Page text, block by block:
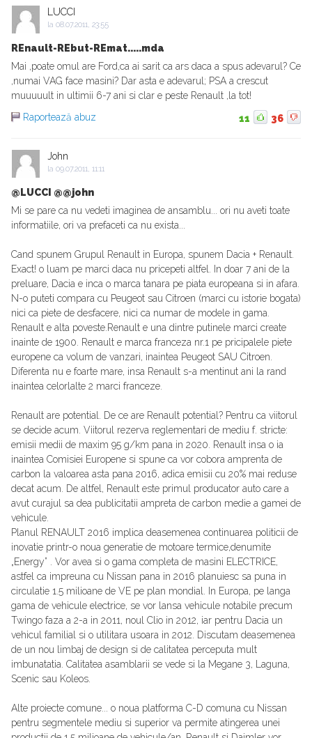
LUCCI
la 08.07.2011, 23:55
REnault-REbut-REmat.....mda
Mai ,poate omul are Ford,ca ai sarit ca ars daca a spus adevarul? Ce
,numai VAG face masini? Dar asta e adevarul; PSA a crescut
muuuuult in ultimii 6-7 ani si clar e peste Renault ,la tot!
Raportează abuz
11 36
John
la 09.07.2011, 11:11
@LUCCI @@john
Mi se pare ca nu vedeti imaginea de ansamblu... ori nu aveti toate
informatiile, ori va prefaceti ca nu exista...
Cand spunem Grupul Renault in Europa, spunem Dacia + Renault.
Exact! o luam pe marci daca nu pricepeti altfel. In doar 7 ani de la
preluare, Dacia e inca o marca tanara pe piata europeana si in afara.
N-o puteti compara cu Peugeot sau Citroen (marci cu istorie bogata)
nici ca piete de desfacere, nici ca numar de modele in gama.
Renault e alta poveste.Renault e una dintre putinele marci create
inainte de 1900. Renault e marca franceza nr.1 pe pricipalele piete
europene ca volum de vanzari, inaintea Peugeot SAU Citroen.
Diferenta nu e foarte mare, insa Renault s-a mentinut ani la rand
inaintea celorlalte 2 marci franceze.
Renault are potential. De ce are Renault potential? Pentru ca viitorul
se decide acum. Viitorul rezerva reglementari de mediu f. stricte:
emisii medii de maxim 95 g/km pana in 2020. Renault insa o ia
inaintea Comisiei Europene si spune ca vor cobora amprenta de
carbon la valoarea asta pana 2016, adica emisii cu 20% mai reduse
decat acum. De altfel, Renault este primul producator auto care a
avut curajul sa dea publicitatii ampreta de carbon medie a gamei de
vehicule.
Planul RENAULT 2016 implica deasemenea continuarea politicii de
inovatie printr-o noua generatie de motoare termice,denumite
„Energy” . Vor avea si o gama completa de masini ELECTRICE,
astfel ca impreuna cu Nissan pana in 2016 planuiesc sa puna in
circulatie 1.5 milioane de VE pe plan mondial. In Europa, pe langa
gama de vehicule electrice, se vor lansa vehicule notabile precum
Twingo faza a 2-a in 2011, noul Clio in 2012, iar pentru Dacia un
vehicul familial si o utilitara usoara in 2012. Discutam deasemenea
de un nou limbaj de design si de calitatea perceputa mult
imbunatatia. Calitatea asamblarii se vede si la Megane 3, Laguna,
Scenic sau Koleos.
Alte proiecte comune... o noua platforma C-D comuna cu Nissan
pentru segmentele mediu si superior va permite atingerea unei